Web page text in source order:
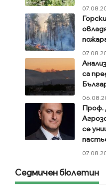
са
Проф.
се
Седмичен бюлетин